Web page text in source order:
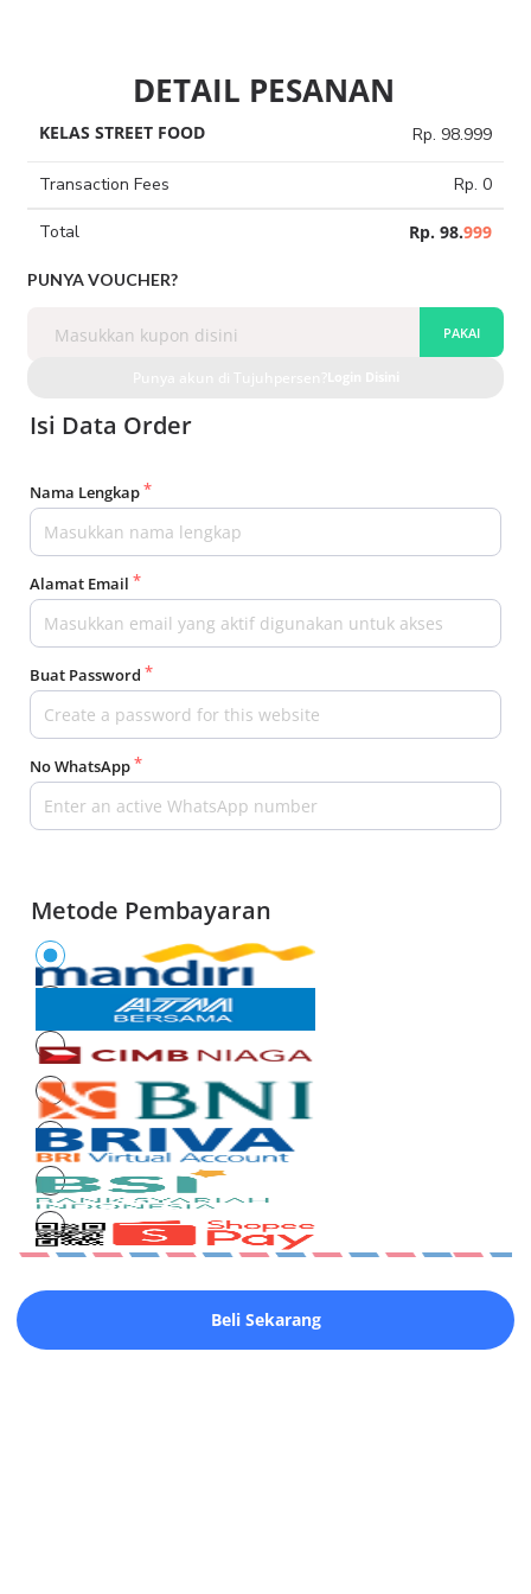
DETAIL PESANAN
KELAS STREET FOOD Rp. 98.999
Transaction Fees Rp. 0
Total Rp. 98.999
PUNYA VOUCHER?
PAKAI
Isi Data Order
Nama Lengkap
Alamat Email
Buat Password
No WhatsApp
Metode Pembayaran
Beli Sekarang